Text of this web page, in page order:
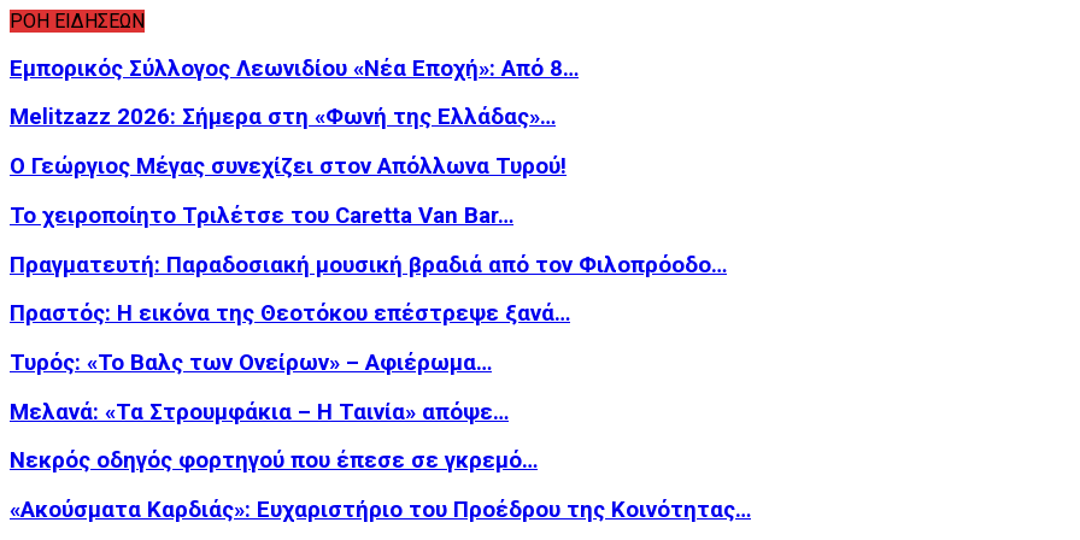
ΡΟΗ ΕΙΔΗΣΕΩΝ
Εμπορικός Σύλλογος Λεωνιδίου «Νέα Εποχή»: Από 8…
Melitzazz 2026: Σήμερα στη «Φωνή της Ελλάδας»…
Ο Γεώργιος Μέγας συνεχίζει στον Απόλλωνα Τυρού!
Το χειροποίητο Τριλέτσε του Caretta Van Bar…
Πραγματευτή: Παραδοσιακή μουσική βραδιά από τον Φιλοπρόοδο…
Πραστός: Η εικόνα της Θεοτόκου επέστρεψε ξανά…
Τυρός: «Το Βαλς των Ονείρων» – Αφιέρωμα…
Μελανά: «Τα Στρουμφάκια – Η Ταινία» απόψε…
Νεκρός οδηγός φορτηγού που έπεσε σε γκρεμό…
«Ακούσματα Καρδιάς»: Ευχαριστήριο του Προέδρου της Κοινότητας…